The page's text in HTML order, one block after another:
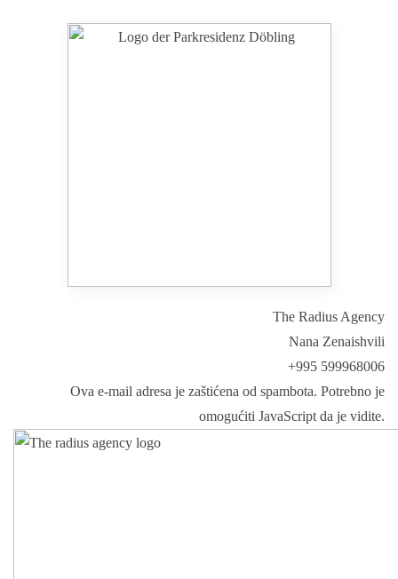
The Radius Agency
Nana Zenaishvili
+995 599968006
Ova e-mail adresa je zaštićena od spambota. Potrebno je
omogućiti JavaScript da je vidite.